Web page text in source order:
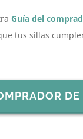
Guía del
tus sillas
DE